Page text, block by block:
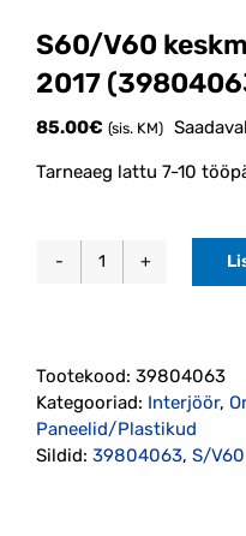
S60/V60
2017
85.00€ (sis. KM)
Tarneaeg lattu 7-10
S60/V60
2017
(39804063)
kogus
Tootekood: 39804063
Kategooriad: Interjöör,
Paneelid/Plastikud
Sildid: 39804063, S/